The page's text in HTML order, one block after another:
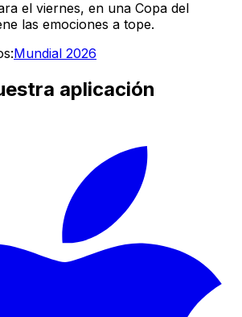
el viernes, en una Copa del
las emociones a tope.
Mundial 2026
aplicación